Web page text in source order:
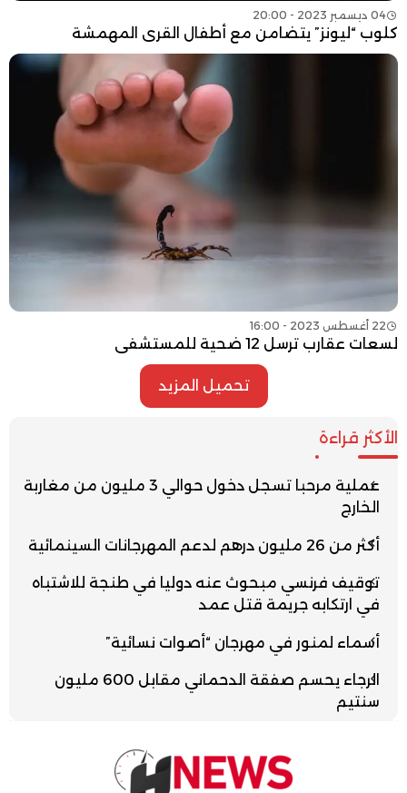
04 ديسمبر 2023 - 20:00
كلوب “ليونز” يتضامن مع أطفال القرى المهمشة
22 أغسطس 2023 - 16:00
لسعات عقارب ترسل 12 ضحية للمستشفى
تحميل المزيد
الأكثر قراءة
عملية مرحبا تسجل دخول حوالي 3 مليون من مغاربة
الخارج
أكثر من 26 مليون درهم لدعم المهرجانات السينمائية
توقيف فرنسي مبحوث عنه دوليا في طنجة للاشتباه
في ارتكابه جريمة قتل عمد
أسماء لمنور في مهرجان “أصوات نسائية”
الرجاء يحسم صفقة الدحماني مقابل 600 مليون
سنتيم